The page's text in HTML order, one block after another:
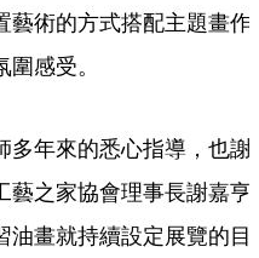
藝術的方式搭配主題畫作
感受。
多年來的悉心指導，也謝
藝之家協會理事長謝嘉亨
畫就持續設定展覽的目